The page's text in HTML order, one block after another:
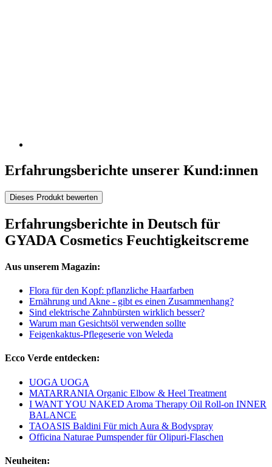
Erfahrungsberichte unserer Kund:innen
Dieses Produkt bewerten
Erfahrungsberichte in Deutsch für
GYADA Cosmetics Feuchtigkeitscreme
Aus unserem Magazin:
Flora für den Kopf: pflanzliche Haarfarben
Ernährung und Akne - gibt es einen Zusammenhang?
Sind elektrische Zahnbürsten wirklich besser?
Warum man Gesichtsöl verwenden sollte
Feigenkaktus-Pflegeserie von Weleda
Ecco Verde entdecken:
UOGA UOGA
MATARRANIA Organic Elbow & Heel Treatment
I WANT YOU NAKED Aroma Therapy Oil Roll-on INNER
BALANCE
TAOASIS Baldini Für mich Aura & Bodyspray
Officina Naturae Pumspender für Olipuri-Flaschen
Neuheiten: